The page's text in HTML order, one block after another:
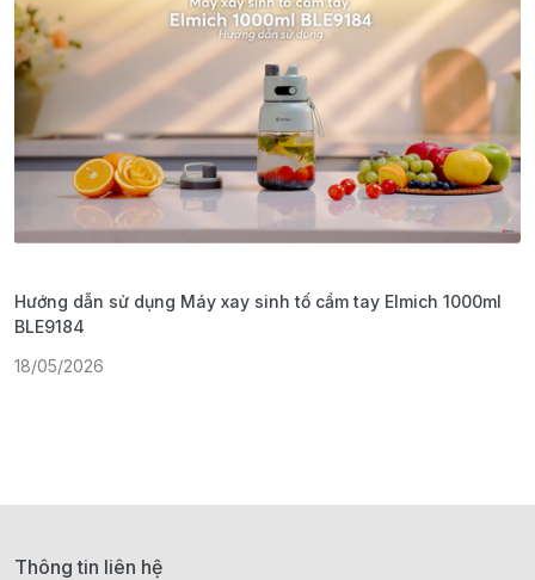
Hướng dẫn sử dụng Máy xay sinh tố cầm tay Elmich 1000ml
BLE9184
18/05/2026
Thông tin liên hệ